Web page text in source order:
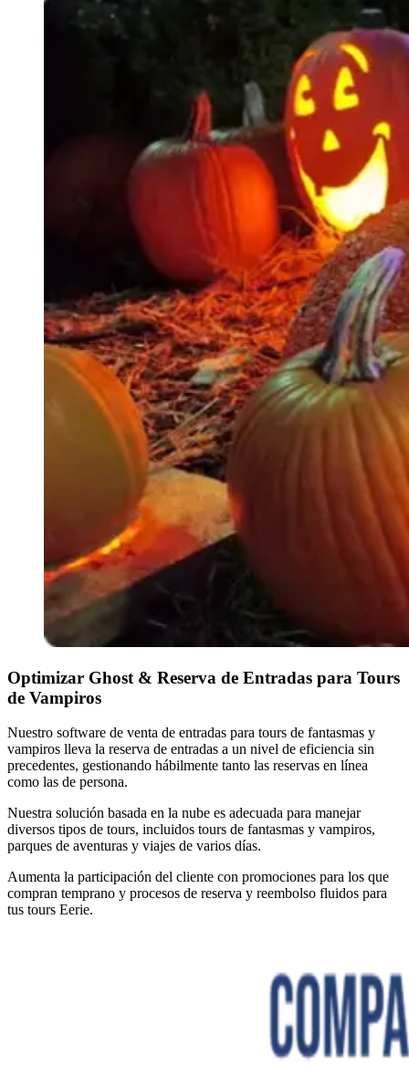
Optimizar Ghost & Reserva de Entradas para Tours
de Vampiros
Nuestro software de venta de entradas para tours de fantasmas y
vampiros lleva la reserva de entradas a un nivel de eficiencia sin
precedentes, gestionando hábilmente tanto las reservas en línea
como las de persona.
Nuestra solución basada en la nube es adecuada para manejar
diversos tipos de tours, incluidos tours de fantasmas y vampiros,
parques de aventuras y viajes de varios días.
Aumenta la participación del cliente con promociones para los que
compran temprano y procesos de reserva y reembolso fluidos para
tus tours Eerie.